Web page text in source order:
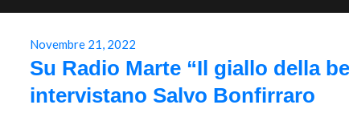
Novembre 21, 2022
Su Radio Marte “Il giallo della
intervistano Salvo Bonfirraro